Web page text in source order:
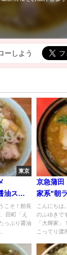
ーしよう
東京
スー
ュー！
こそ！館長
田町「え
っぷり醤油
京急蒲田
家系"朝
厚豚骨醤
こんにちは
のふゆきで
「大輝家」
こってり濃